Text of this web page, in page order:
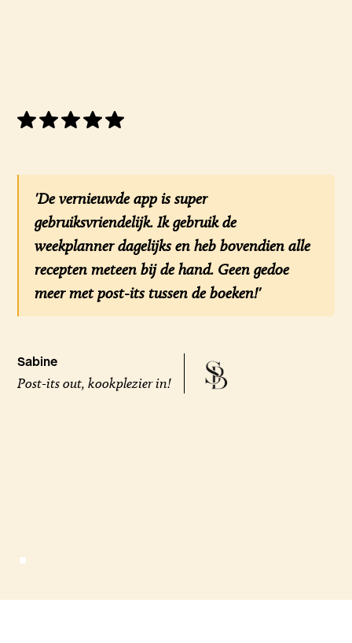
'De vernieuwde app is super
gebruiksvriendelijk. Ik gebruik de
weekplanner dagelijks en heb bovendien alle
recepten meteen bij de hand. Geen gedoe
meer met post-its tussen de boeken!'
Sabine
Post-its out, kookplezier in!